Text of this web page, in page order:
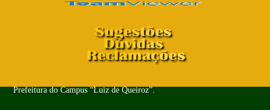
Prefeitura do Campus “Luiz de Queiroz”.